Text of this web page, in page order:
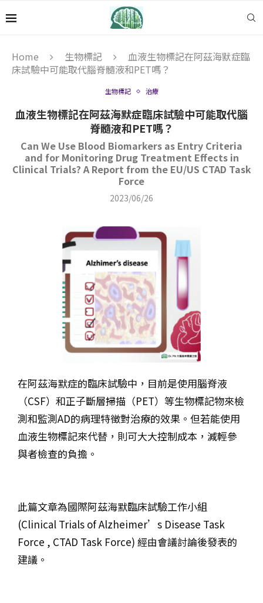
Home 生物標記
血液生物標記在阿茲海默症臨
床試驗中可能取代腦脊髓液和PET嗎？
生物標記 治療
血液生物標記在阿茲海默症臨床試驗中可能取代腦
脊髓液和PET嗎？
Can We Use Blood Biomarkers as Entry Criteria
and for Monitoring Drug Treatment Effects in
Clinical Trials? A Report from the EU/US CTAD Task
Force
2023/06/26
在阿茲海默症的臨床試驗中，目前是使用腦脊液
（CSF）和正子斷層掃描（PET）等生物標記物來檢
測和監測AD的病理特徵對治療的效果。但若能使用
血液生物標記來代替，則可大大控制成本，減輕參
與者檢查的負擔。
此篇文章為國際阿茲海默臨床試驗工作小組
(Clinical Trials of Alzheimer’s Disease Task
Force , CTAD Task Force) 經由會議討論後發表的
建議。